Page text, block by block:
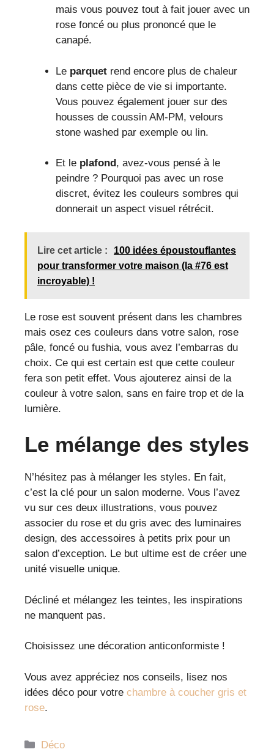
mais vous pouvez tout à fait jouer avec un
rose foncé ou plus prononcé que le
canapé.
Le parquet rend encore plus de chaleur
dans cette pièce de vie si importante.
Vous pouvez également jouer sur des
housses de coussin AM-PM, velours
stone washed par exemple ou lin.
Et le plafond , avez-vous pensé à le
peindre ? Pourquoi pas avec un rose
discret, évitez les couleurs sombres qui
donnerait un aspect visuel rétrécit.
Lire cet article :
100 idées époustouflantes
pour transformer votre maison (la #76 est
incroyable) !
Le rose est souvent présent dans les chambres
mais osez ces couleurs dans votre salon, rose
pâle, foncé ou fushia, vous avez l’embarras du
choix. Ce qui est certain est que cette couleur
fera son petit effet. Vous ajouterez ainsi de la
couleur à votre salon, sans en faire trop et de la
lumière.
Le mélange des styles
N’hésitez pas à mélanger les styles. En fait,
c’est la clé pour un salon moderne. Vous l’avez
vu sur ces deux illustrations, vous pouvez
associer du rose et du gris avec des luminaires
design, des accessoires à petits prix pour un
salon d’exception. Le but ultime est de créer une
unité visuelle unique.
Décliné et mélangez les teintes, les inspirations
ne manquent pas.
Choisissez une décoration anticonformiste !
Vous avez appréciez nos conseils, lisez nos
idées déco pour votre chambre à coucher gris et
rose.
Catégories
Déco